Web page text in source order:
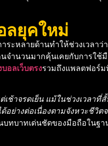
ลยุคใหม่
ะหลายด้านทำให้ช่วงเวลาว่
ำนวนมากคุ้นเคยกับการใช้
อลเว็บตรงรวมถึงแพลตฟอร์
ช้าจรดเย็น แม้ในช่วงเวลาที่
ย่างต่อเนื่องตามจังหวะชีวิต
บทบาทเด่นชัดของมือถือในฐ